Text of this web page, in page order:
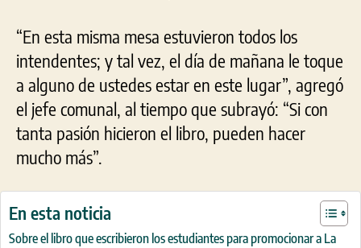
“En esta misma mesa estuvieron todos los
intendentes; y tal vez, el día de mañana le toque
a alguno de ustedes estar en este lugar”, agregó
el jefe comunal, al tiempo que subrayó: “Si con
tanta pasión hicieron el libro, pueden hacer
mucho más”.
En esta noticia
Sobre el libro que escribieron los estudiantes para promocionar a La